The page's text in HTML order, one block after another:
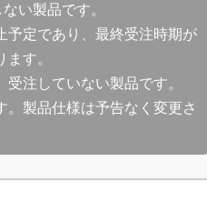
い製品です。
予定であり、最終受注時期が
す。
注していない製品です。
。製品仕様は予告なく変更さ